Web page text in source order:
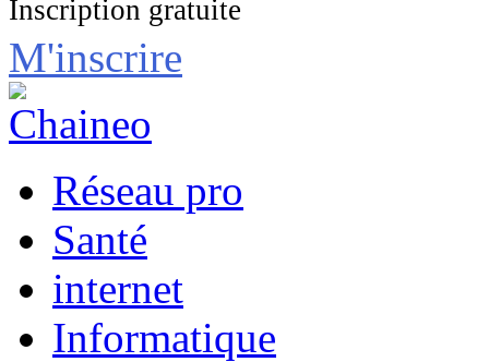
Inscription gratuite
M'inscrire
Réseau pro
Santé
internet
Informatique